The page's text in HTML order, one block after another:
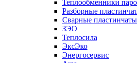
Теплообменники
Разборные
Сварные
ЗЭО
Теплосила
ЭксЭко
Энергосервис